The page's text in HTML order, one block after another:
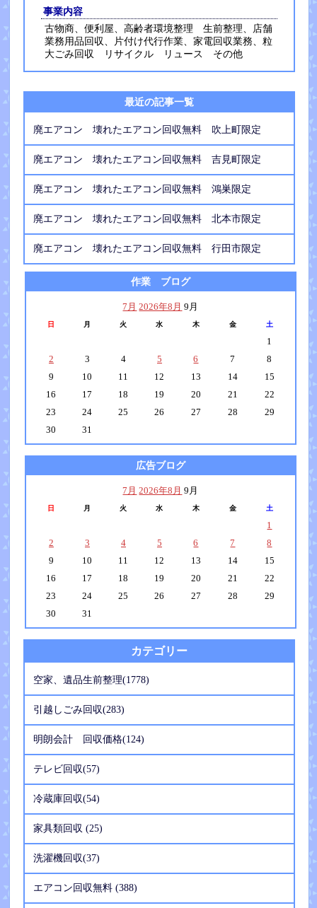
事業内容
古物商、便利屋、高齢者環境整理 生前整理、店舗
業務用品回収、片付け代行作業、家電回収業務、粒
大ごみ回収 リサイクル リュース その他
最近の記事一覧
廃エアコン 壊れたエアコン回収無料 吹上町限定
廃エアコン 壊れたエアコン回収無料 吉見町限定
廃エアコン 壊れたエアコン回収無料 鴻巣限定
廃エアコン 壊れたエアコン回収無料 北本市限定
廃エアコン 壊れたエアコン回収無料 行田市限定
作業 ブログ
7月 2026年8月 9月
日 月 火 水 木 金 土
1
2
3 4 5 6 7
8
9
10 11 12 13 14
15
16
17 18 19 20 21
22
23
24 25 26 27 28
29
30
31
広告ブログ
7月 2026年8月 9月
日 月 火 水 木 金 土
1
2
3 4 5 6 7
8
9
10 11 12 13 14
15
16
17 18 19 20 21
22
23
24 25 26 27 28
29
30
31
カテゴリー
空家、遺品生前整理(1778)
引越しごみ回収(283)
明朗会計 回収価格(124)
テレビ回収(57)
冷蔵庫回収(54)
家具類回収 (25)
洗濯機回収(37)
エアコン回収無料 (388)